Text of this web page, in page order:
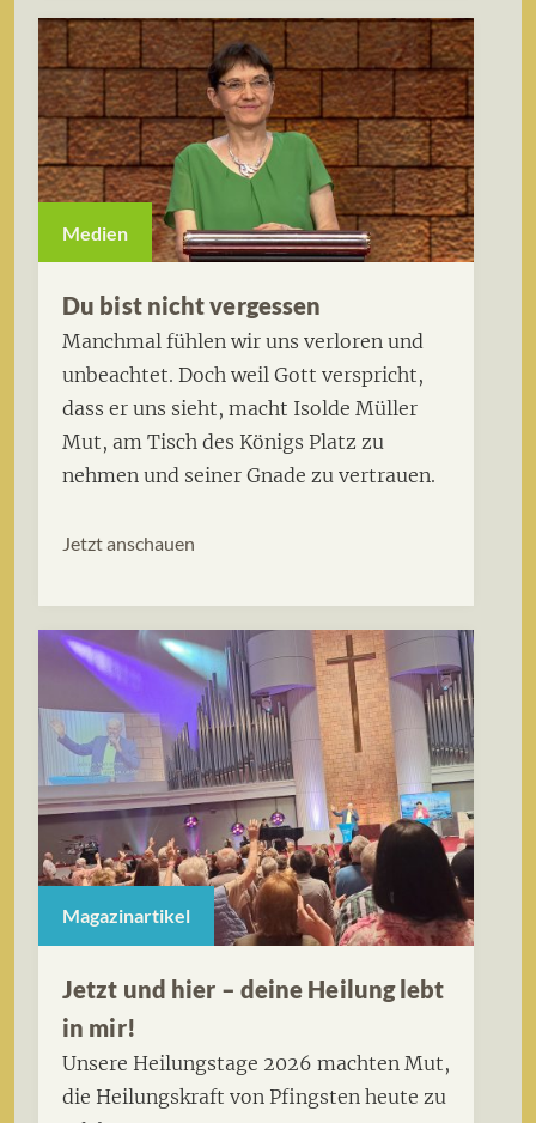
Medien
Du bist nicht vergessen
Manchmal fühlen wir uns verloren und
unbeachtet. Doch weil Gott verspricht,
dass er uns sieht, macht Isolde Müller
Mut, am Tisch des Königs Platz zu
nehmen und seiner Gnade zu vertrauen.
Jetzt anschauen
Magazinartikel
Jetzt und hier – deine Heilung lebt
in mir!
Unsere Heilungstage 2026 machten Mut,
die Heilungskraft von Pfingsten heute zu